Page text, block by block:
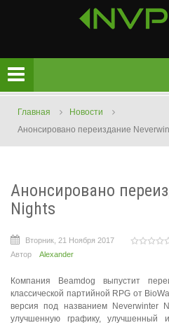
Главная
Новости
Анонсировано переиздание
Анонсировано
Nights
Вторник, 21 Ноября 2017
Автор
Alexander
Компания Beamdog выпустит
классической партийной RPG от
версия под названием Neverwinter
улучшенную графику, улучшенный